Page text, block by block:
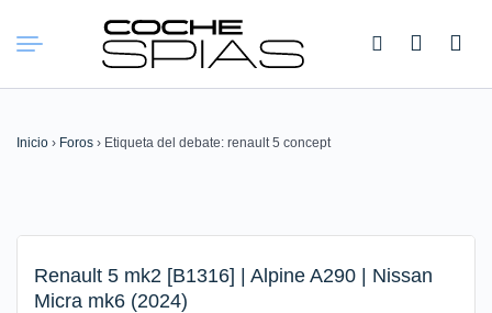
Buscar:
Inicio › Foros › Etiqueta del debate: renault 5 concept
Renault 5 mk2 [B1316] | Alpine A290 | Nissan
Micra mk6 (2024)